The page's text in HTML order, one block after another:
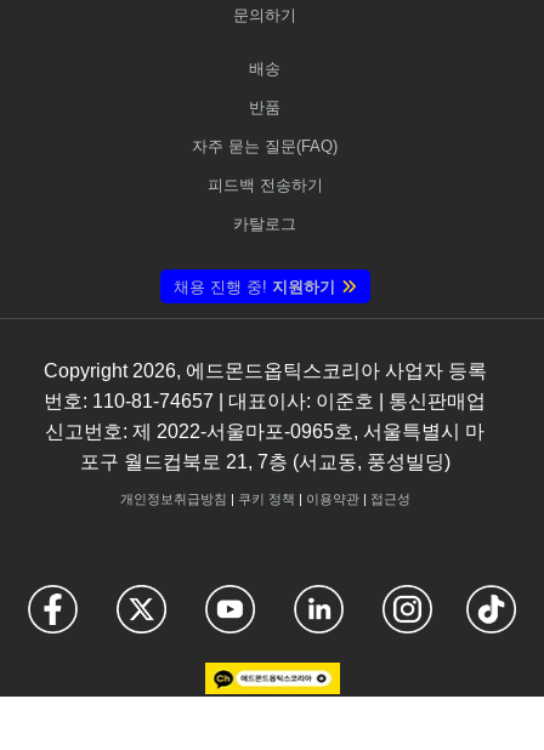
문의하기
배송
반품
자주 묻는 질문(FAQ)
피드백 전송하기
카탈로그
채용 진행 중! 지원하기
Copyright 2026, 에드몬드옵틱스코리아 사업자 등록
번호: 110-81-74657 | 대표이사: 이준호 | 통신판매업
신고번호: 제 2022-서울마포-0965호, 서울특별시 마
포구 월드컵북로 21, 7층 (서교동, 풍성빌딩)
개인정보취급방침 | 쿠키 정책 | 이용약관| 접근성